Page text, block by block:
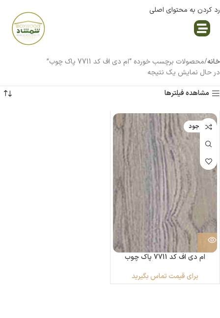
رد کردن به محتوای اصلی
خانه محصولات برچسب خورده “ام دی اف کد 7711 پاک چوب”
در حال نمایش یک نتیجه
مشاهده فیلترها
ناموجود
ام دی اف کد 7711 پاک چوب
برای قیمت تماس بگیرید